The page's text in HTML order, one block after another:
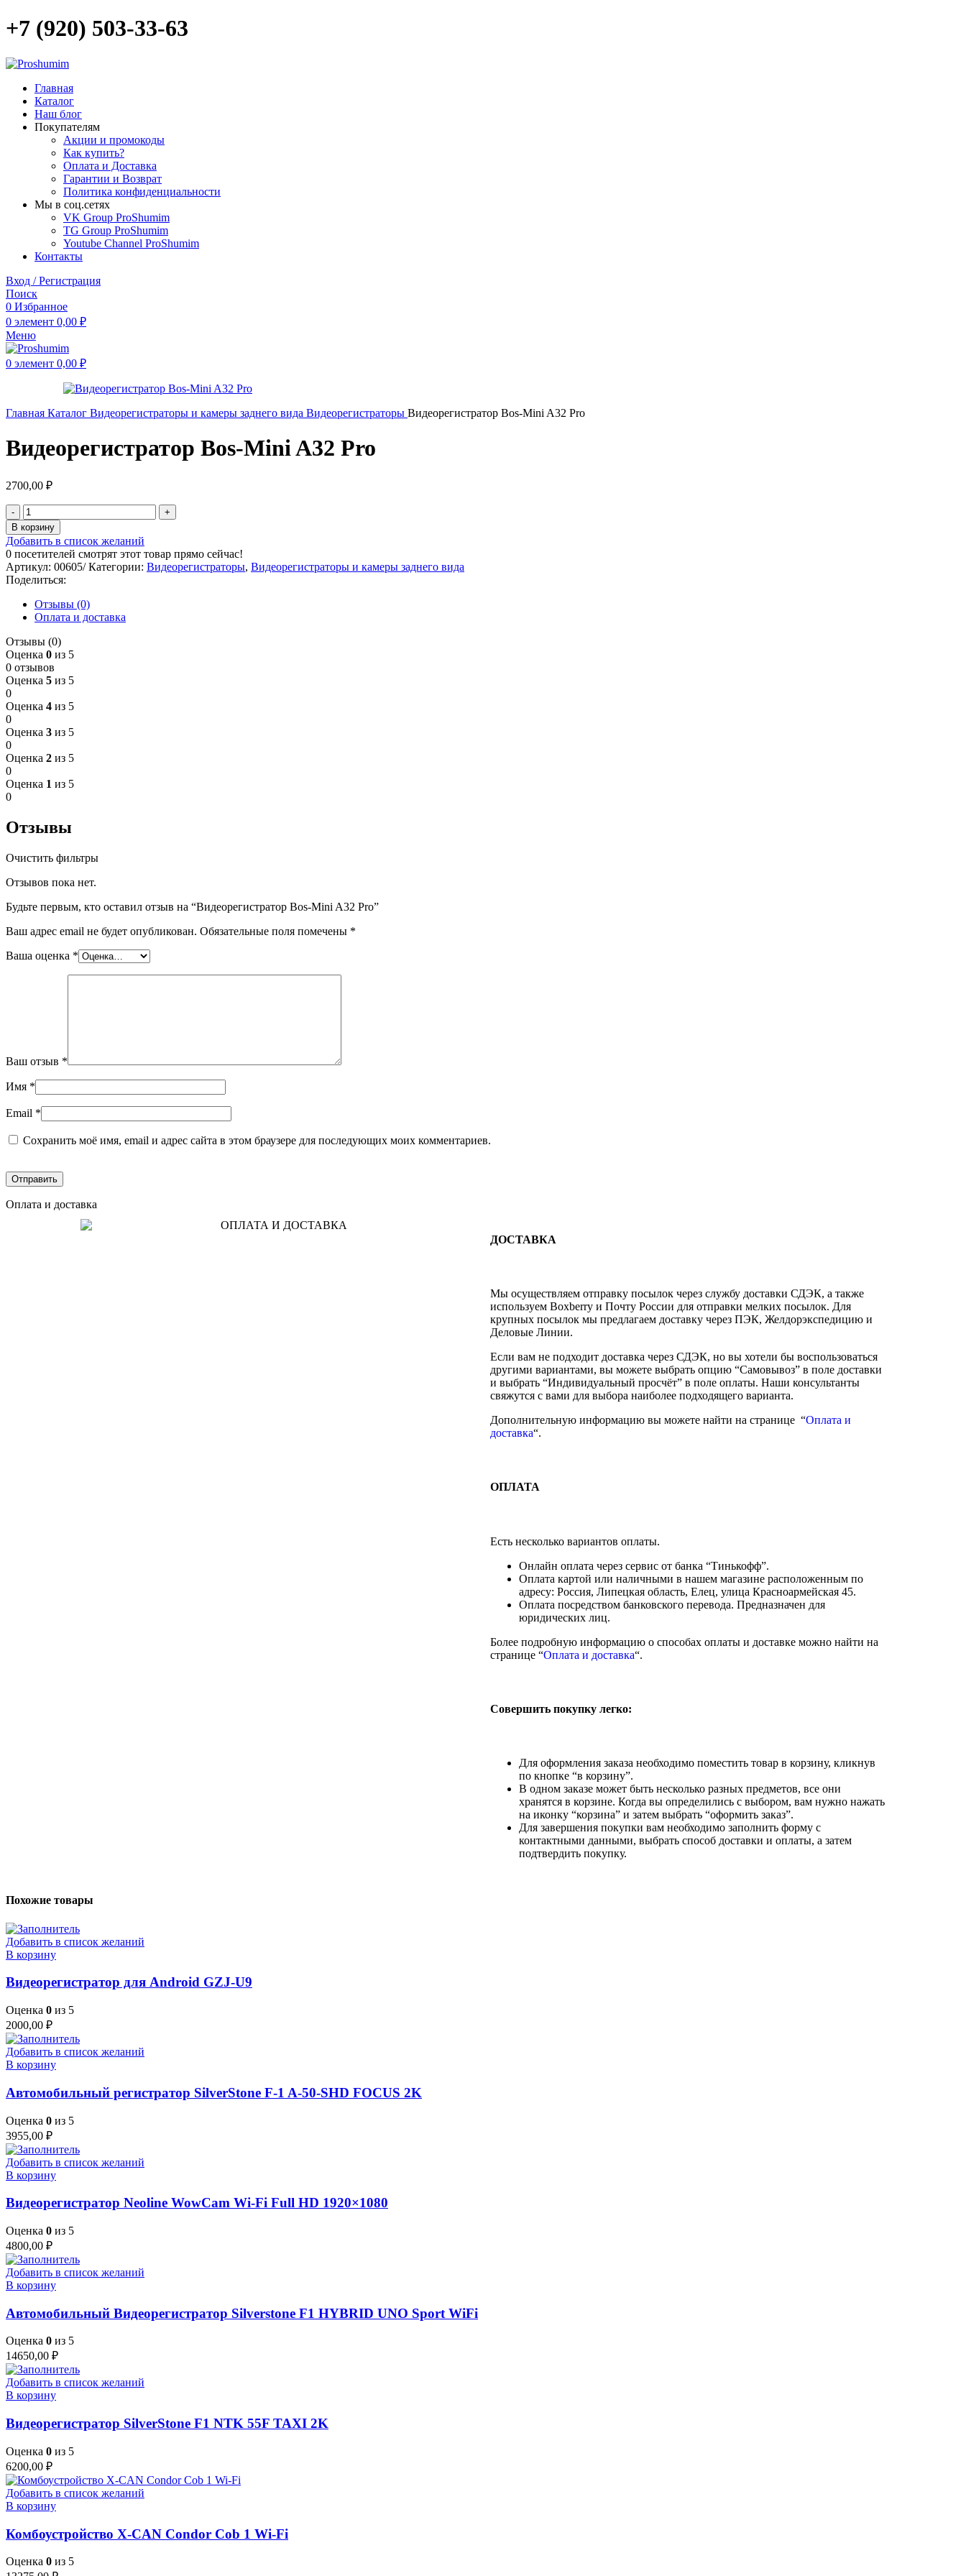
+7 (920) 503-33-63
Главная
Каталог
Наш блог
Покупателям
Акции и промокоды
Как купить?
Оплата и Доставка
Гарантии и Возврат
Политика конфиденциальности
Мы в соц.сетях
VK Group ProShumim
TG Group ProShumim
Youtube Channel ProShumim
Контакты
Вход / Регистрация
Поиск
0 Избранное
0 элемент 0,00 ₽
Меню
0 элемент 0,00 ₽
Главная Каталог Видеорегистраторы и камеры заднего вида Видеорегистраторы Видеорегистратор Bos-Mini A32 Pro
Видеорегистратор Bos-Mini A32 Pro
2700,00 ₽
В корзину
Добавить в список желаний
0 посетителей смотрят этот товар прямо сейчас!
Артикул: 00605/Категории: Видеорегистраторы, Видеорегистраторы и камеры заднего вида
Поделиться:
Отзывы (0)
Оплата и доставка
Отзывы (0)
Оценка 0 из 5
0 отзывов
Оценка 5 из 5
0
Оценка 4 из 5
0
Оценка 3 из 5
0
Оценка 2 из 5
0
Оценка 1 из 5
0
Отзывы
Очистить фильтры
Отзывов пока нет.
Будьте первым, кто оставил отзыв на “Видеорегистратор Bos-Mini A32 Pro”
Ваш адрес email не будет опубликован. Обязательные поля помечены *
Ваша оценка *
Ваш отзыв *
Имя *
Email *
Сохранить моё имя, email и адрес сайта в этом браузере для последующих моих комментариев.
Оплата и доставка
ДОСТАВКА
Мы осуществляем отправку посылок через службу доставки СДЭК, а также
используем Boxberry и Почту России для отправки мелких посылок. Для
крупных посылок мы предлагаем доставку через ПЭК, Желдорэкспедицию и
Деловые Линии.
Если вам не подходит доставка через СДЭК, но вы хотели бы воспользоваться
другими вариантами, вы можете выбрать опцию “Самовывоз” в поле доставки
и выбрать “Индивидуальный просчёт” в поле оплаты. Наши консультанты
свяжутся с вами для выбора наиболее подходящего варианта.
Дополнительную информацию вы можете найти на странице “Оплата и
доставка“.
ОПЛАТА
Есть несколько вариантов оплаты.
Онлайн оплата через сервис от банка “Тинькофф”.
Оплата картой или наличными в нашем магазине расположенным по
адресу: Россия, Липецкая область, Елец, улица Красноармейская 45.
Оплата посредством банковского перевода. Предназначен для
юридических лиц.
Более подробную информацию о способах оплаты и доставке можно найти на
странице “Оплата и доставка“.
Совершить покупку легко:
Для оформления заказа необходимо поместить товар в корзину, кликнув
по кнопке “в корзину”.
В одном заказе может быть несколько разных предметов, все они
хранятся в корзине. Когда вы определились с выбором, вам нужно нажать
на иконку “корзина” и затем выбрать “оформить заказ”.
Для завершения покупки вам необходимо заполнить форму с
контактными данными, выбрать способ доставки и оплаты, а затем
подтвердить покупку.
Похожие товары
Добавить в список желаний
В корзину
Видеорегистратор для Android GZJ-U9
Оценка 0 из 5
2000,00 ₽
Добавить в список желаний
В корзину
Автомобильный регистратор SilverStone F-1 A-50-SHD FOCUS 2K
Оценка 0 из 5
3955,00 ₽
Добавить в список желаний
В корзину
Видеорегистратор Neoline WowCam Wi-Fi Full HD 1920×1080
Оценка 0 из 5
4800,00 ₽
Добавить в список желаний
В корзину
Автомобильный Видеорегистратор Silverstone F1 HYBRID UNO Sport WiFi
Оценка 0 из 5
14650,00 ₽
Добавить в список желаний
В корзину
Видеорегистратор SilverStone F1 NTK 55F TAXI 2K
Оценка 0 из 5
6200,00 ₽
Добавить в список желаний
В корзину
Комбоустройство X-CAN Condor Cob 1 Wi-Fi
Оценка 0 из 5